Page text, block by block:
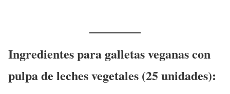
Ingredientes para galletas veganas con
pulpa de leches vegetales (25 unidades):